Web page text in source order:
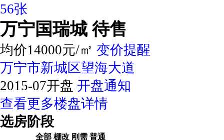
56张
万宁国瑞城待售
均价14000元/㎡ 变价提醒
万宁市新城区望海大道
2015-07开盘 开盘通知
查看更多楼盘详情
选房阶段
全部 棚改 刚需 普通